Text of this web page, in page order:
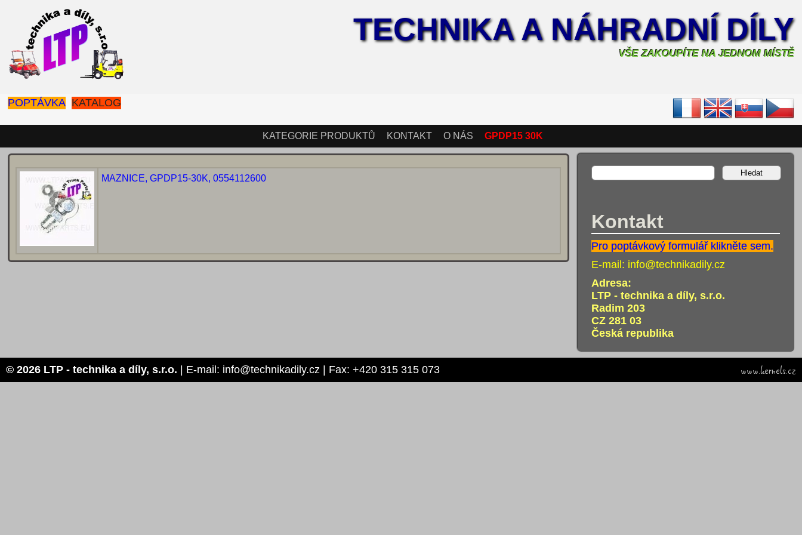
TECHNIKA A NÁHRADNÍ DÍLY
VŠE ZAKOUPÍTE NA JEDNOM MÍSTĚ
POPTÁVKA KATALOG
KATEGORIE PRODUKTŮ KONTAKT O NÁS GPDP15 30K
Kontakt
Pro poptávkový formulář klikněte sem.
E-mail: info@technikadily.cz
Adresa:
LTP - technika a díly, s.r.o.
Radim 203
CZ 281 03
Česká republika
MAZNICE, GPDP15-30K, 0554112600
© 2026 LTP - technika a díly, s.r.o. | E-mail: info@technikadily.cz | Fax: +420 315 315 073 www.kernels.cz